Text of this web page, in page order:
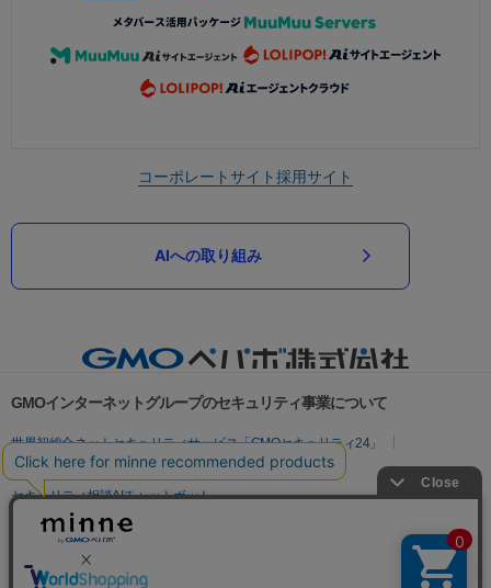
コーポレートサイト採用サイト
AIへの取り組み
GMOインターネットグループのセキュリティ事業について
世界初総合ネットセキュリティサービス「GMOセキュリティ24」
パスワード漏洩診断
Webサイトリスク診断
セキュリティ相談AIチャットボット
実在証明・盗聴対策
サイバー攻撃対策（GMO Flatt Security）